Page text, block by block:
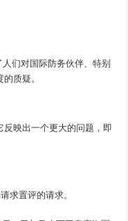
人们对国际防务伙伴、特别
质疑。
反映出一个更大的问题，即
求置评的请求。